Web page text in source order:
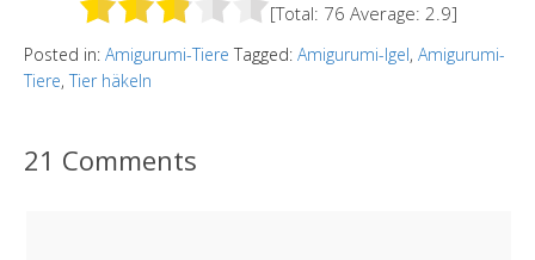
[Total: 76 Average: 2.9]
Posted in: Amigurumi-Tiere Tagged: Amigurumi-Igel, Amigurumi-
Tiere, Tier häkeln
21 Comments